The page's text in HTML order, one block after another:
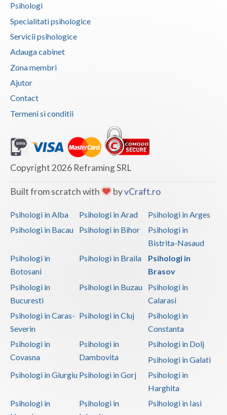
Psihologi
Specialitati psihologice
Servicii psihologice
Adauga cabinet
Zona membri
Ajutor
Contact
Termeni si conditii
Copyright 2026 Reframing SRL
Built from scratch with byvCraft.ro
Psihologi in Alba Psihologi in Arad
Psihologi in Arges
Psihologi in Bacau
Psihologi in Bihor
Psihologi in
Bistrita-Nasaud
Psihologi in
Botosani
Psihologi in Braila
Psihologi in
Brasov
Psihologi in
Bucuresti
Psihologi in Buzau
Psihologi in
Calarasi
Psihologi in Caras-
Severin
Psihologi in Cluj
Psihologi in
Constanta
Psihologi in
Covasna
Psihologi in
Dambovita
Psihologi in Dolj
Psihologi in Galati
Psihologi in Giurgiu Psihologi in Gorj
Psihologi in
Harghita
Psihologi in
Psihologi in
Psihologi in Iasi